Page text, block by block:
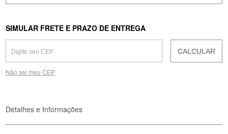
SIMULAR FRETE E PRAZO DE ENTREGA
CALCULAR
Não sei meu CEP
Detalhes e Informações